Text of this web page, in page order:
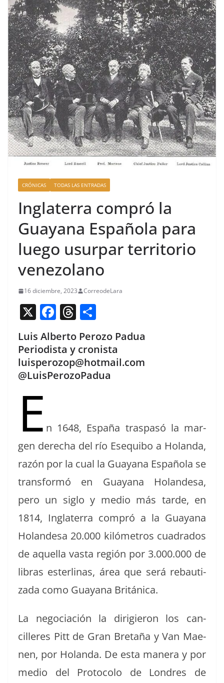
CRÓNICAS TODAS LAS ENTRADAS
Inglaterra compró la
Guayana Española para
luego usurpar territorio
venezolano
16 diciembre, 2023 CorreodeLara
X F
c
e
b
k
T
h
re
a
d
m
p
ar
Luis Alberto Perozo Padua
Periodista y cronista
luisperozop@hotmail.com
@LuisPerozoPadua
E n 1648, España traspasó la mar­
gen derecha del río Ese­qui­bo a Holan­da,
razón por la cual la Guayana Españo­la se
trans­for­mó en Guayana Holan­desa,
pero un siglo y medio más tarde, en
1814, Inglater­ra com­pró a la Guayana
Holan­desa 20.000 kilómet­ros cuadra­dos
de aque­l­la vas­ta región por 3.000.000 de
libras ester­li­nas, área que será reba­u­ti­
za­da como Guayana Británica.
La nego­ciación la dirigieron los can­
cilleres Pitt de Gran Bre­taña y Van Mae­
nen, por Holan­da. De esta man­era y por
medio del Pro­to­co­lo de Lon­dres de